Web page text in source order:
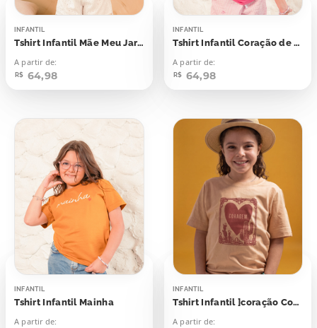
INFANTIL
Tshirt Infantil Mãe Meu Jardim
A partir de:
R$ 64,98
INFANTIL
Tshirt Infantil Coração de Mãe Aplicação
A partir de:
R$ 64,98
INFANTIL
Tshirt Infantil Mainha
A partir de:
INFANTIL
Tshirt Infantil ]coração Coragem
A partir de: